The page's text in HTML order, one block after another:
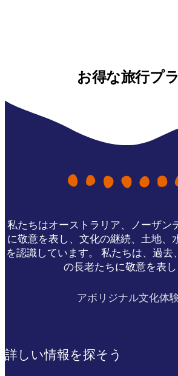
お得な旅行プ
私たちはオーストラリア、ノーザン
に敬意を表し、文化の継続、土地、
を認識しています。 私たちは、過去
の長老たちに敬意を表し
アボリジナル文化体
詳しい情報を探そう